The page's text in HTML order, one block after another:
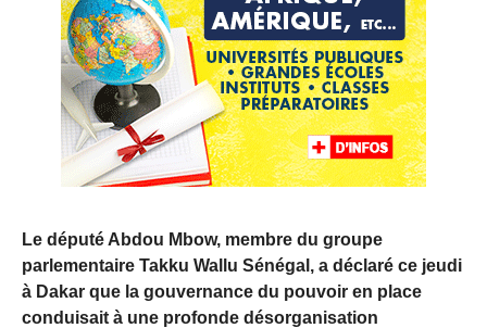
Le député Abdou Mbow, membre du groupe
parlementaire Takku Wallu Sénégal, a déclaré ce jeudi
à Dakar que la gouvernance du pouvoir en place
conduisait à une profonde désorganisation